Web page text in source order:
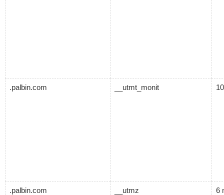
.palbin.com __utmt_monit
.palbin.com __utmz 6